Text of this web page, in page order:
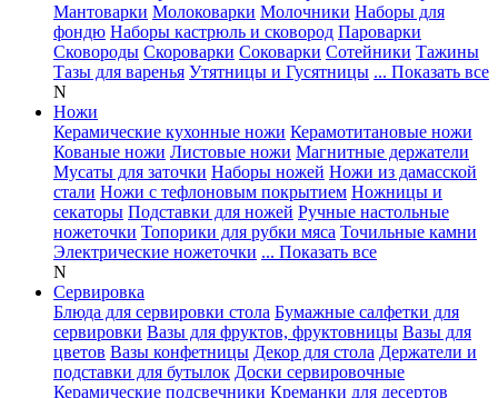
Мантоварки Молоковарки Молочники Наборы для
фондю Наборы кастрюль и сковород Пароварки
Сковороды Скороварки Соковарки Сотейники Тажины
Тазы для варенья Утятницы и Гусятницы ... Показать все
N
Ножи
Керамические кухонные ножи Керамотитановые ножи
Кованые ножи Листовые ножи Магнитные держатели
Мусаты для заточки Наборы ножей Ножи из дамасской
стали Ножи с тефлоновым покрытием Ножницы и
секаторы Подставки для ножей Ручные настольные
ножеточки Топорики для рубки мяса Точильные камни
Электрические ножеточки ... Показать все
N
Сервировка
Блюда для сервировки стола Бумажные салфетки для
сервировки Вазы для фруктов, фруктовницы Вазы для
цветов Вазы конфетницы Декор для стола Держатели и
подставки для бутылок Доски сервировочные
Керамические подсвечники Креманки для десертов